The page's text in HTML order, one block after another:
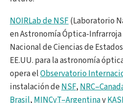
NOIRLab de NSF(Laboratorio
en Astronomía Óptica-
Nacional de Ciencias de
EE.UU. para la astronomía
opera elObservatorio
instalación deNSF,
Brasil, MINCyT–Argentinay